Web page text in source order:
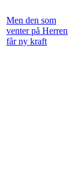
Men den som
venter på Herren
får ny kraft